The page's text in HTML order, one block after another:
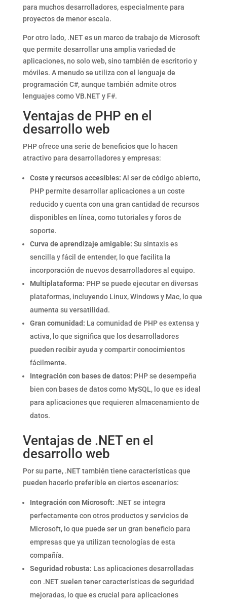
para muchos desarrolladores, especialmente para
proyectos de menor escala.
Por otro lado, .NET es un marco de trabajo de Microsoft
que permite desarrollar una amplia variedad de
aplicaciones, no solo web, sino también de escritorio y
móviles. A menudo se utiliza con el lenguaje de
programación C#, aunque también admite otros
lenguajes como VB.NET y F#.
Ventajas de PHP en el
desarrollo web
PHP ofrece una serie de beneficios que lo hacen
atractivo para desarrolladores y empresas:
Coste y recursos accesibles: Al ser de código abierto,
PHP permite desarrollar aplicaciones a un coste
reducido y cuenta con una gran cantidad de recursos
disponibles en línea, como tutoriales y foros de
soporte.
Curva de aprendizaje amigable: Su sintaxis es
sencilla y fácil de entender, lo que facilita la
incorporación de nuevos desarrolladores al equipo.
Multiplataforma: PHP se puede ejecutar en diversas
plataformas, incluyendo Linux, Windows y Mac, lo que
aumenta su versatilidad.
Gran comunidad: La comunidad de PHP es extensa y
activa, lo que significa que los desarrolladores
pueden recibir ayuda y compartir conocimientos
fácilmente.
Integración con bases de datos: PHP se desempeña
bien con bases de datos como MySQL, lo que es ideal
para aplicaciones que requieren almacenamiento de
datos.
Ventajas de .NET en el
desarrollo web
Por su parte, .NET también tiene características que
pueden hacerlo preferible en ciertos escenarios:
Integración con Microsoft: .NET se integra
perfectamente con otros productos y servicios de
Microsoft, lo que puede ser un gran beneficio para
empresas que ya utilizan tecnologías de esta
compañía.
Seguridad robusta: Las aplicaciones desarrolladas
con .NET suelen tener características de seguridad
mejoradas, lo que es crucial para aplicaciones